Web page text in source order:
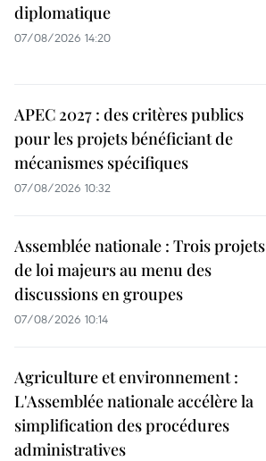
diplomatique
07/08/2026 14:20
APEC 2027 : des critères publics
pour les projets bénéficiant de
mécanismes spécifiques
07/08/2026 10:32
Assemblée nationale : Trois projets
de loi majeurs au menu des
discussions en groupes
07/08/2026 10:14
Agriculture et environnement :
L'Assemblée nationale accélère la
simplification des procédures
administratives